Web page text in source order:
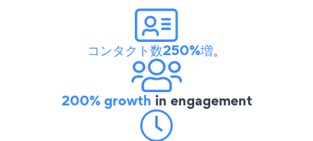
コンタクト数250%増。
200% growth in engagement